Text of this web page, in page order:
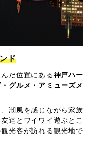
ド
だ位置にある神戸ハー
グルメ・アミューズメ
潮風を感じながら家族
達とワイワイ遊ぶとこ
光客が訪れる観光地で